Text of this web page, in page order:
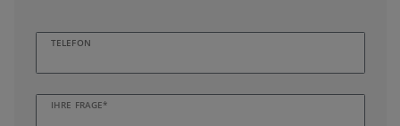
TELEFON
IHRE FRAGE*